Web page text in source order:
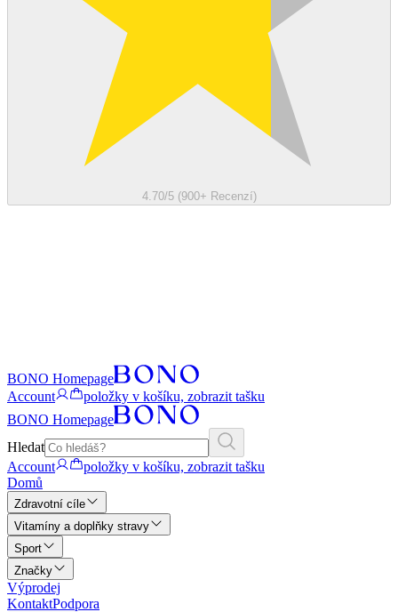
4.70/5 (900+ Recenzí)
BONO Homepage
Account
položky v košíku, zobrazit tašku
BONO Homepage
Hledat
Account
položky v košíku, zobrazit tašku
Domů
Zdravotní cíle
Vitamíny a doplňky stravy
Sport
Značky
Výprodej
KontaktPodpora